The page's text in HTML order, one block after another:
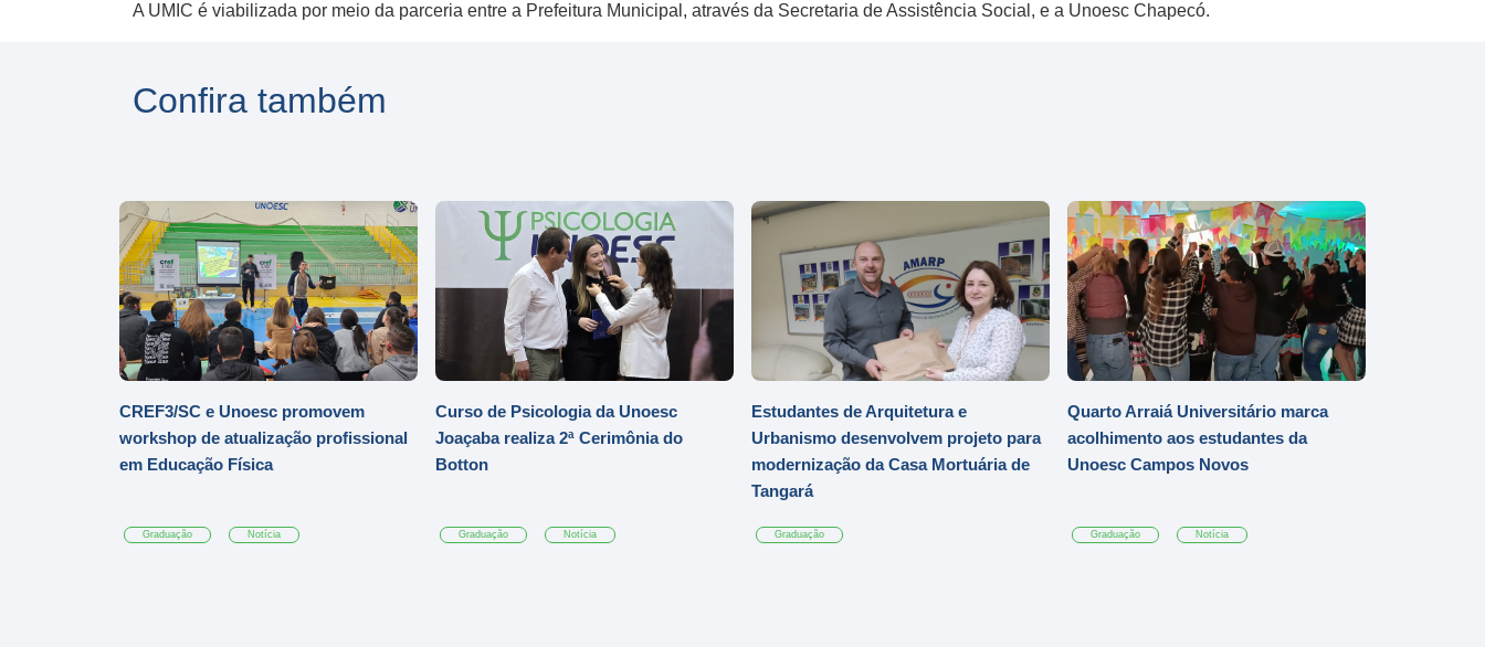
A UMIC é viabilizada por meio da parceria entre a Prefeitura Municipal, através da Secretaria de Assistência Social, e a Unoesc Chapecó.
Confira também
CREF3/SC e Unoesc promovem
workshop de atualização profissional
em Educação Física
Graduação Notícia
Curso de Psicologia da Unoesc
Joaçaba realiza 2ª Cerimônia do
Botton
Graduação Notícia
Estudantes de Arquitetura e
Urbanismo desenvolvem projeto para
modernização da Casa Mortuária de
Tangará
Graduação
Quarto Arraiá Universitário marca
acolhimento aos estudantes da
Unoesc Campos Novos
Graduação Notícia